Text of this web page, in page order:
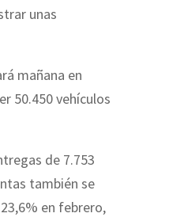
unas
mañana en
50.450 vehículos
de 7.753
también se
en febrero,